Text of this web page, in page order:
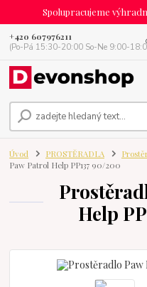
Spolupracujeme
+420 607976211
(Po-Pá 15:30-20:00 So-Ne 9:00-
Úvod PROSTĚRADLA
Paw Patrol Help PP137 90/200
Help